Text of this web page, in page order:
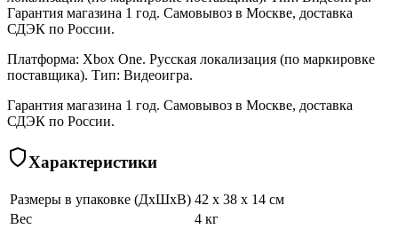
Гарантия магазина 1 год. Самовывоз в Москве, доставка
СДЭК по России.
Платформа: Xbox One. Русская локализация (по маркировке
поставщика). Тип: Видеоигра.
Гарантия магазина 1 год. Самовывоз в Москве, доставка
СДЭК по России.
Характеристики
Размеры в упаковке (ДхШхВ) 42 x 38 x 14 см
Вес
4 кг